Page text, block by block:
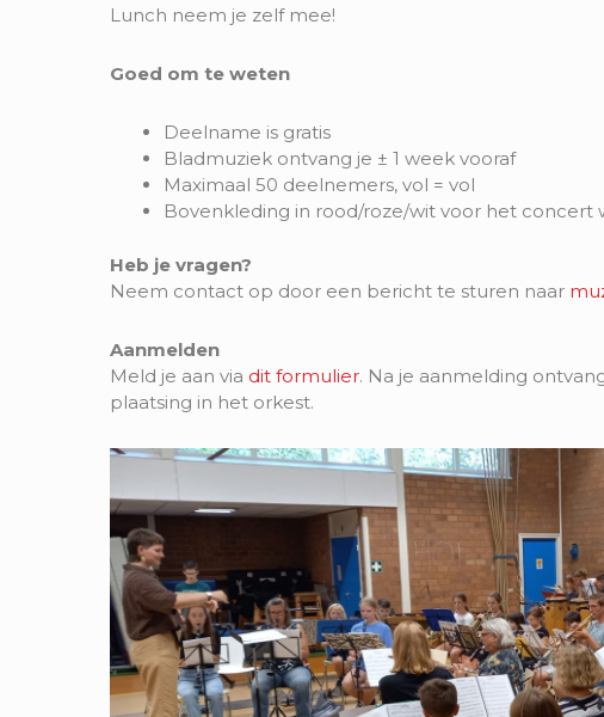
Lunch neem je zelf mee!
Goed om te weten
Deelname is gratis
Bladmuziek ontvang je ± 1 week vooraf
Maximaal 50 deelnemers, vol = vol
Bovenkleding in rood/roze/wit voor het concert
Heb je vragen?
Neem contact op door een bericht te sturen naar
Aanmelden
Meld je aan via dit formulier. Na je aanmelding
plaatsing in het orkest.